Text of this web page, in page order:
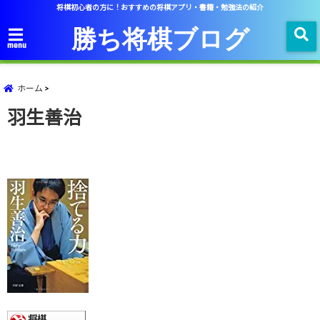
将棋初心者の方に！おすすめの将棋アプリ・書籍・勉強法の紹介
menu 勝ち将棋ブログ
ホーム
羽生善治